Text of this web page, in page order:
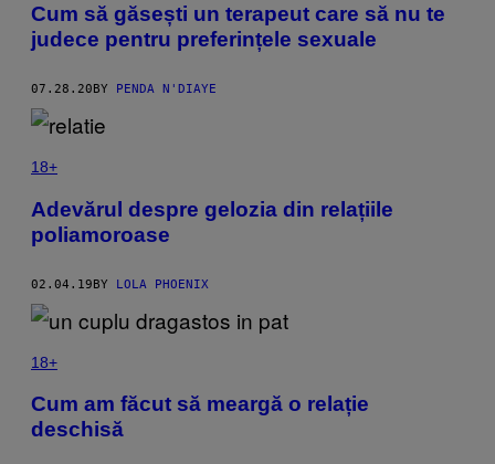
Cum să găsești un terapeut care să nu te
judece pentru preferințele sexuale
07.28.20 BY PENDA N'DIAYE
18+
Adevărul despre gelozia din relațiile
poliamoroase
02.04.19BY LOLA PHOENIX
18+
Cum am făcut să meargă o relație
deschisă